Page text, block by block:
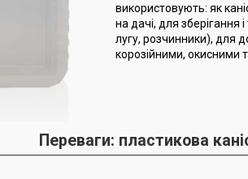
використовують: як
на дачі, для зберігання
лугу, розчинники), для
корозійними, окисними
Переваги: пластикова